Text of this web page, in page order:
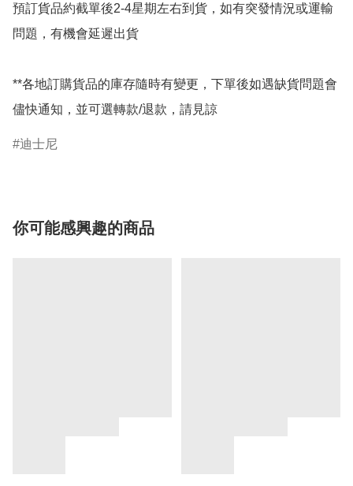
預訂貨品約截單後2-4星期左右到貨，如有突發情況或運輸
問題，有機會延遲出貨
**各地訂購貨品的庫存隨時有變更，下單後如遇缺貨問題會
儘快通知，並可選轉款/退款，請見諒
迪士尼
你可能感興趣的商品